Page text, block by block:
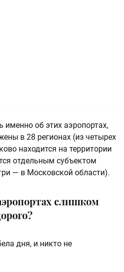
именно об этих аэропортах,
в 28 регионах (из четырех
находится на территории
отдельным субъектом
— в Московской области).
слишком
дня, и никто не